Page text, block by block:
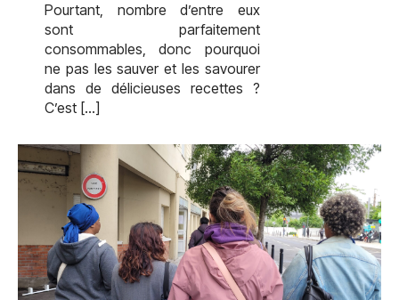
Pourtant, nombre d’entre eux
sont parfaitement
consommables, donc pourquoi
ne pas les sauver et les savourer
dans de délicieuses recettes ?
C’est […]